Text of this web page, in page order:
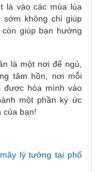
là vào các mùa lúa
sớm không chỉ giúp
giúp bạn hưởng
là một nơi để ngủ,
tâm hồn, nơi mỗi
được hòa mình vào
một phần ký ức
của bạn!
lý tưởng tại phố